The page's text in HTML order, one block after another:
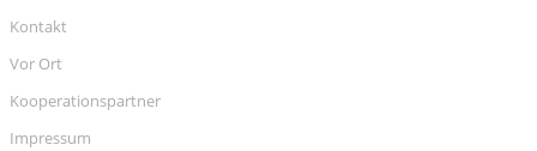
Kontakt
Vor Ort
Kooperationspartner
Impressum